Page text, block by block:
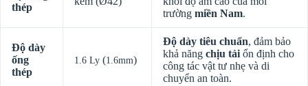
thép
trường miền Nam.
Độ dày
ống
thép
1.6 Ly (1.6mm)
Độ dày tiêu chuẩn, đảm bảo
khả năng chịu tảiổn định cho
công tác vật tư nhẹ và di
chuyển an toàn.